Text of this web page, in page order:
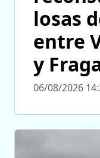
losas
entre
y
06/08/2026